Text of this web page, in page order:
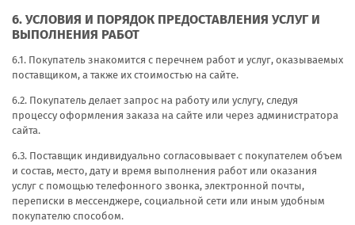
6. УСЛОВИЯ И ПОРЯДОК ПРЕДОСТАВЛЕНИЯ УСЛУГ И
ВЫПОЛНЕНИЯ РАБОТ
6.1. Покупатель знакомится с перечнем работ и услуг, оказываемых
поставщиком, а также их стоимостью на сайте.
6.2. Покупатель делает запрос на работу или услугу, следуя
процессу оформления заказа на сайте или через администратора
сайта.
6.3. Поставщик индивидуально согласовывает с покупателем объем
и состав, место, дату и время выполнения работ или оказания
услуг с помощью телефонного звонка, электронной почты,
переписки в мессенджере, социальной сети или иным удобным
покупателю способом.